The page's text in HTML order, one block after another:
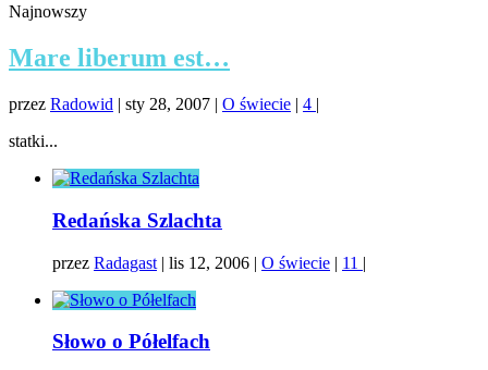
Najnowszy
Mare liberum est…
przez Radowid | sty 28, 2007 | O świecie | 4 |
statki...
Redańska Szlachta
przez Radagast | lis 12, 2006 | O świecie | 11 |
Słowo o Półelfach